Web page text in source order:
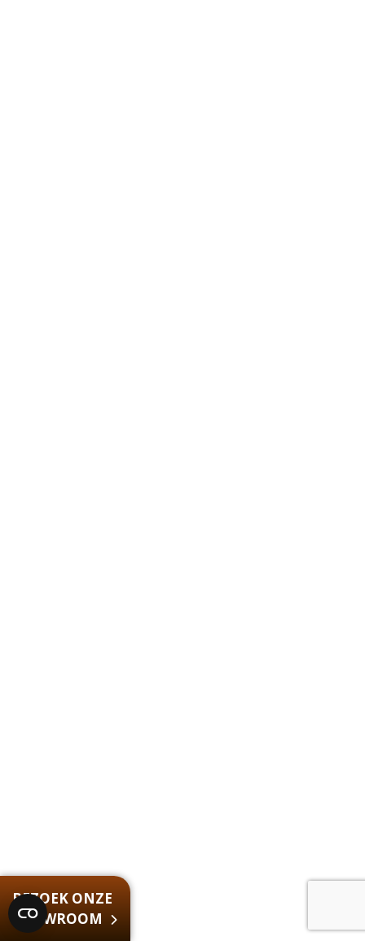
BEZOEK ONZE
SHOWROOM